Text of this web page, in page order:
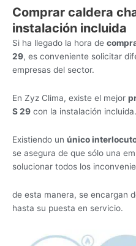
Comprar caldera
instalación incluida
Si ha llegado la hora de
29, es conveniente solicitar
empresas del sector.
En Zyz Clima, existe el mejor
S 29 con la instalación incluida.
Existiendo un único
se asegura de que sólo una
solucionar todos los
de esta manera, se encargan
hasta su puesta en servicio.